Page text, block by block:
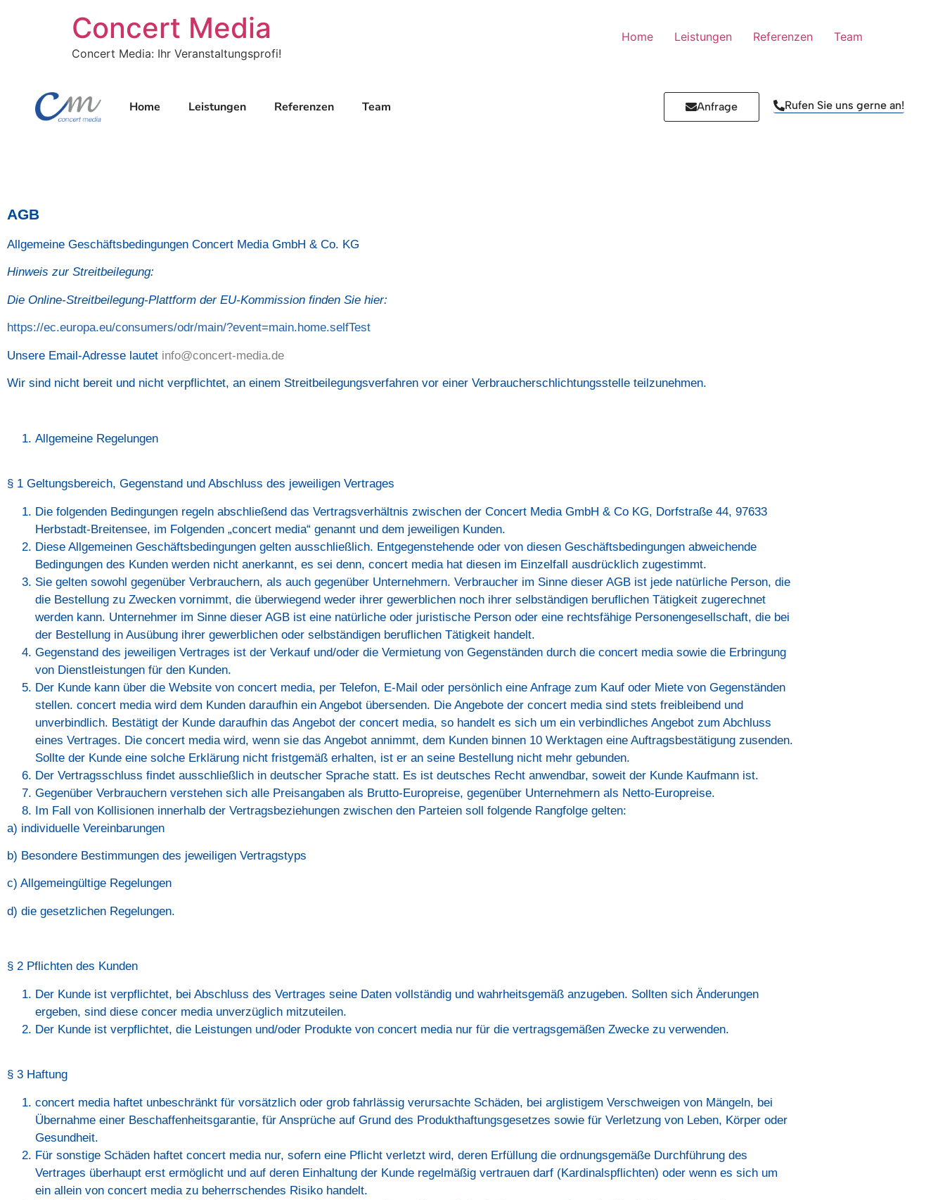
Concert Media
Concert Media: Ihr Veranstaltungsprofi!
Home Leistungen Referenzen Team
Home Leistungen Referenzen Team Anfrage Rufen Sie uns gerne an!
AGB
Allgemeine Geschäftsbedingungen Concert Media GmbH & Co. KG
Hinweis zur Streitbeilegung:
Die Online-Streitbeilegung-Plattform der EU-Kommission finden Sie hier:
https://ec.europa.eu/consumers/odr/main/?event=main.home.selfTest
Unsere Email-Adresse lautet info@concert-media.de
Wir sind nicht bereit und nicht verpflichtet, an einem Streitbeilegungsverfahren vor einer Verbraucherschlichtungsstelle teilzunehmen.
Allgemeine Regelungen
§ 1 Geltungsbereich, Gegenstand und Abschluss des jeweiligen Vertrages
Die folgenden Bedingungen regeln abschließend das Vertragsverhältnis zwischen der Concert Media GmbH & Co KG, Dorfstraße 44, 97633
Herbstadt-Breitensee, im Folgenden „concert media“ genannt und dem jeweiligen Kunden.
Diese Allgemeinen Geschäftsbedingungen gelten ausschließlich. Entgegenstehende oder von diesen Geschäftsbedingungen abweichende
Bedingungen des Kunden werden nicht anerkannt, es sei denn, concert media hat diesen im Einzelfall ausdrücklich zugestimmt.
Sie gelten sowohl gegenüber Verbrauchern, als auch gegenüber Unternehmern. Verbraucher im Sinne dieser AGB ist jede natürliche Person, die
die Bestellung zu Zwecken vornimmt, die überwiegend weder ihrer gewerblichen noch ihrer selbständigen beruflichen Tätigkeit zugerechnet
werden kann. Unternehmer im Sinne dieser AGB ist eine natürliche oder juristische Person oder eine rechtsfähige Personengesellschaft, die bei
der Bestellung in Ausübung ihrer gewerblichen oder selbständigen beruflichen Tätigkeit handelt.
Gegenstand des jeweiligen Vertrages ist der Verkauf und/oder die Vermietung von Gegenständen durch die concert media sowie die Erbringung
von Dienstleistungen für den Kunden.
Der Kunde kann über die Website von concert media, per Telefon, E-Mail oder persönlich eine Anfrage zum Kauf oder Miete von Gegenständen
stellen. concert media wird dem Kunden daraufhin ein Angebot übersenden. Die Angebote der concert media sind stets freibleibend und
unverbindlich. Bestätigt der Kunde daraufhin das Angebot der concert media, so handelt es sich um ein verbindliches Angebot zum Abchluss
eines Vertrages. Die concert media wird, wenn sie das Angebot annimmt, dem Kunden binnen 10 Werktagen eine Auftragsbestätigung zusenden.
Sollte der Kunde eine solche Erklärung nicht fristgemäß erhalten, ist er an seine Bestellung nicht mehr gebunden.
Der Vertragsschluss findet ausschließlich in deutscher Sprache statt. Es ist deutsches Recht anwendbar, soweit der Kunde Kaufmann ist.
Gegenüber Verbrauchern verstehen sich alle Preisangaben als Brutto-Europreise, gegenüber Unternehmern als Netto-Europreise.
Im Fall von Kollisionen innerhalb der Vertragsbeziehungen zwischen den Parteien soll folgende Rangfolge gelten:
a) individuelle Vereinbarungen
b) Besondere Bestimmungen des jeweiligen Vertragstyps
c) Allgemeingültige Regelungen
d) die gesetzlichen Regelungen.
§ 2 Pflichten des Kunden
Der Kunde ist verpflichtet, bei Abschluss des Vertrages seine Daten vollständig und wahrheitsgemäß anzugeben. Sollten sich Änderungen
ergeben, sind diese concer media unverzüglich mitzuteilen.
Der Kunde ist verpflichtet, die Leistungen und/oder Produkte von concert media nur für die vertragsgemäßen Zwecke zu verwenden.
§ 3 Haftung
concert media haftet unbeschränkt für vorsätzlich oder grob fahrlässig verursachte Schäden, bei arglistigem Verschweigen von Mängeln, bei
Übernahme einer Beschaffenheitsgarantie, für Ansprüche auf Grund des Produkthaftungsgesetzes sowie für Verletzung von Leben, Körper oder
Gesundheit.
Für sonstige Schäden haftet concert media nur, sofern eine Pflicht verletzt wird, deren Erfüllung die ordnungsgemäße Durchführung des
Vertrages überhaupt erst ermöglicht und auf deren Einhaltung der Kunde regelmäßig vertrauen darf (Kardinalspflichten) oder wenn es sich um
ein allein von concert media zu beherrschendes Risiko handelt.